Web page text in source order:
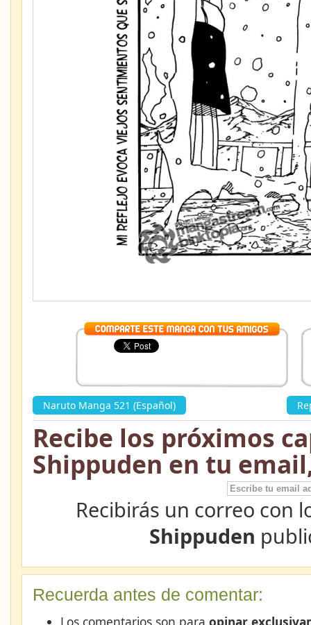
Naruto Manga 521 (Español)
Recibe los próximos
Shippuden en tu
Recibirás un correo con
Shippuden
Recuerda antes de comentar:
Los comentarios son para opinar